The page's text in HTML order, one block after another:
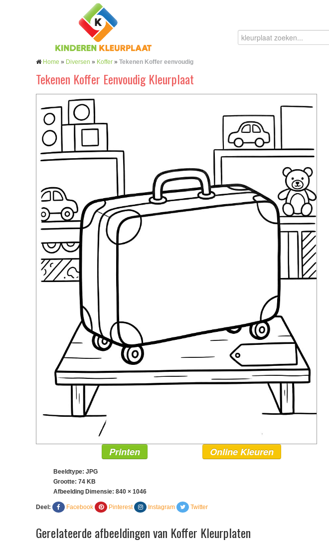
Home » Diversen » Koffer » Tekenen Koffer eenvoudig
Tekenen Koffer Eenvoudig Kleurplaat
Printen Online Kleuren
Beeldtype: JPG
Grootte: 74 KB
Afbeelding Dimensie: 840 × 1046
Deel: Facebook Pinterest Instagram Twitter
Gerelateerde afbeeldingen van Koffer Kleurplaten